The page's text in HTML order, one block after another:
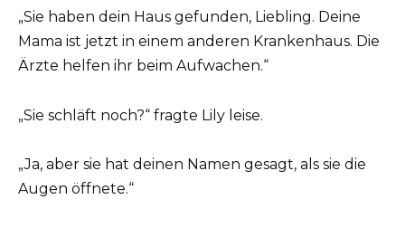
„Sie haben dein Haus gefunden, Liebling. Deine
Mama ist jetzt in einem anderen Krankenhaus. Die
Ärzte helfen ihr beim Aufwachen.“
„Sie schläft noch?“ fragte Lily leise.
„Ja, aber sie hat deinen Namen gesagt, als sie die
Augen öffnete.“